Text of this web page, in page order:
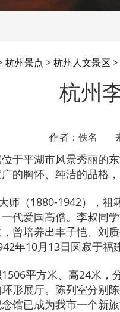
杭州景点 >杭州人文景区 >
杭州
作者：佚名
于平湖市风景秀丽的
的胸怀、纯洁的品格
师（1880-1942），
代爱国高僧。李叔同
曾培养出丰子恺、刘
年10月13日圆寂于福
平方米、高24米，
形展厅。陈列室分别
馆已成为我市一个新